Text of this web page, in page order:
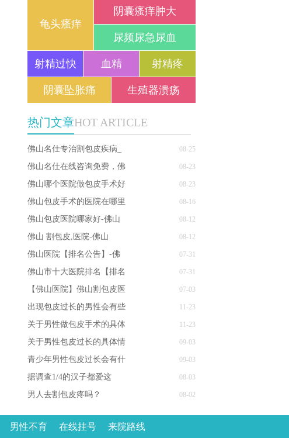
阴囊瘙痒肿大
尿频尿急尿血
龟头瘙痒
射精过快 血精 射精疼
阴囊坠胀痛 生殖器溃疡
热门文章HOT ARTICLE
08-25
佛山名仕专治割包皮疾病_
08-23
佛山名仕在线咨询免费，佛
08-23
佛山哪个医院做包皮手术好
08-16
佛山包皮手术的医院在哪里
08-12
佛山包皮医院哪家好-佛山
08-12
佛山 割包皮,医院-佛山
07-31
佛山医院【排名公告】-佛
07-31
佛山市十大医院排名【排名
07-03
【佛山医院】佛山割包皮医
11-23
出现包皮过长的男性会有些
11-23
关于男性做包皮手术的具体
09-03
关于男性包皮过长的具体情
09-03
青少年男性包皮过长会有什
08-03
据调查1/4的汉子都爱这
08-02
男人去割包皮疼吗？
男性不育 在线挂号 来院路线